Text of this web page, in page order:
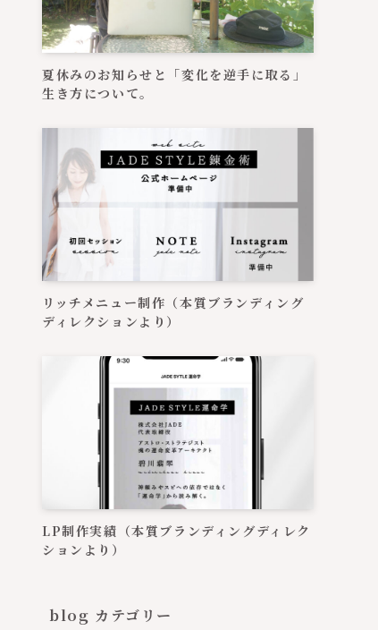
皆めちゃ可愛い！
夏休みのお知らせと「変化を逆手に取る」
生き方について。
リッチメニュー制作（本質ブランディング
ディレクションより）
LP制作実績（本質ブランディングディレク
ションより）
blog カテゴリー